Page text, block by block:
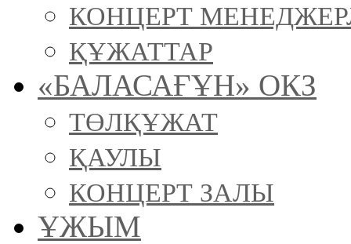
КОНЦЕРТ
ҚҰЖАТТАР
«БАЛАСАҒҰН» ОКЗ
ТӨЛҚҰЖАТ
ҚАУЛЫ
КОНЦЕРТ ЗАЛЫ
ҰЖЫМ